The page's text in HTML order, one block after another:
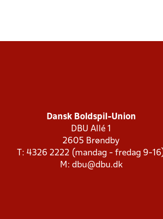
Dansk Boldspil-Union
DBU Allé 1
2605 Brøndby
T: 4326 2222 (mandag - fredag 9-
M: dbu@dbu.dk